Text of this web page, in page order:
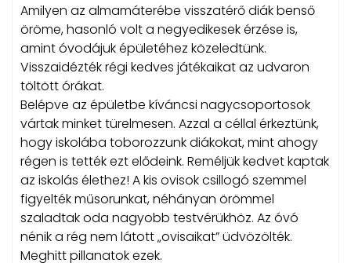
Amilyen az almamáterébe visszatérő diák benső
öröme, hasonló volt a negyedikesek érzése is,
amint óvodájuk épületéhez közeledtünk.
Visszaidézték régi kedves játékaikat az udvaron
töltött órákat.
Belépve az épületbe kíváncsi nagycsoportosok
vártak minket türelmesen. Azzal a céllal érkeztünk,
hogy iskolába toborozzunk diákokat, mint ahogy
régen is tették ezt elődeink. Reméljük kedvet kaptak
az iskolás élethez! A kis ovisok csillogó szemmel
figyelték műsorunkat, néhányan örömmel
szaladtak oda nagyobb testvérükhöz. Az óvó
nénik a rég nem látott „ovisaikat” üdvözölték.
Meghitt pillanatok ezek.